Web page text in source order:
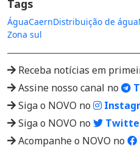
Tags
ÁguaCaernDistribuição de água
Zona sul
Receba notícias em
Assine nosso canal no
Siga o NOVO no
Siga o NOVO no
Acompanhe o NOVO no